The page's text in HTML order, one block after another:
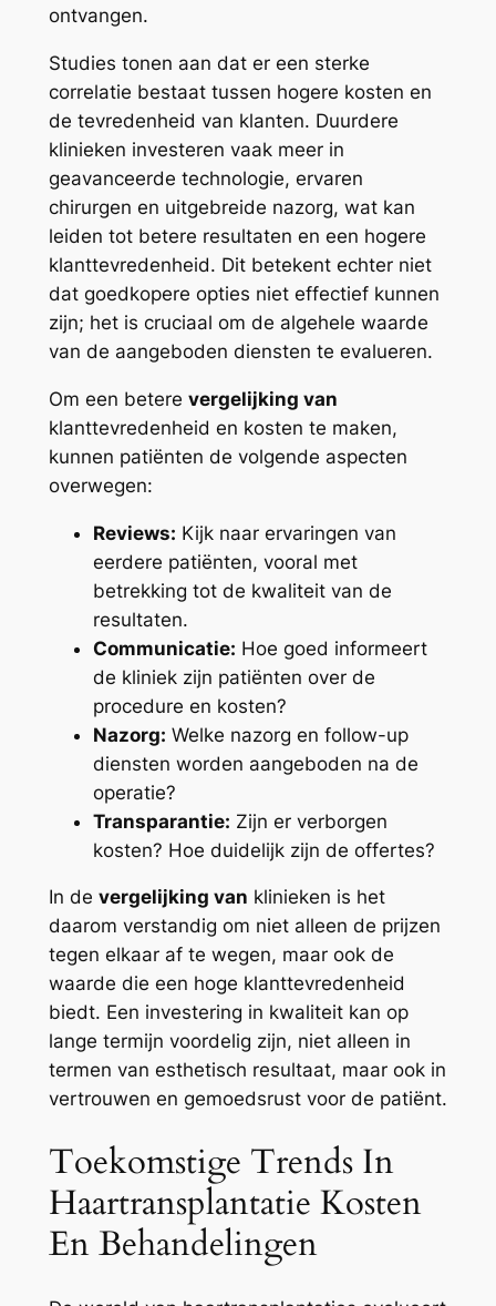
ontvangen.
Studies tonen aan dat er een sterke
correlatie bestaat tussen hogere kosten en
de tevredenheid van klanten. Duurdere
klinieken investeren vaak meer in
geavanceerde technologie, ervaren
chirurgen en uitgebreide nazorg, wat kan
leiden tot betere resultaten en een hogere
klanttevredenheid. Dit betekent echter niet
dat goedkopere opties niet effectief kunnen
zijn; het is cruciaal om de algehele waarde
van de aangeboden diensten te evalueren.
Om een betere vergelijking van
klanttevredenheid en kosten te maken,
kunnen patiënten de volgende aspecten
overwegen:
Reviews: Kijk naar ervaringen van
eerdere patiënten, vooral met
betrekking tot de kwaliteit van de
resultaten.
Communicatie: Hoe goed informeert
de kliniek zijn patiënten over de
procedure en kosten?
Nazorg: Welke nazorg en follow-up
diensten worden aangeboden na de
operatie?
Transparantie: Zijn er verborgen
kosten? Hoe duidelijk zijn de offertes?
In de vergelijking van klinieken is het
daarom verstandig om niet alleen de prijzen
tegen elkaar af te wegen, maar ook de
waarde die een hoge klanttevredenheid
biedt. Een investering in kwaliteit kan op
lange termijn voordelig zijn, niet alleen in
termen van esthetisch resultaat, maar ook in
vertrouwen en gemoedsrust voor de patiënt.
Toekomstige Trends In
Haartransplantatie Kosten
En Behandelingen